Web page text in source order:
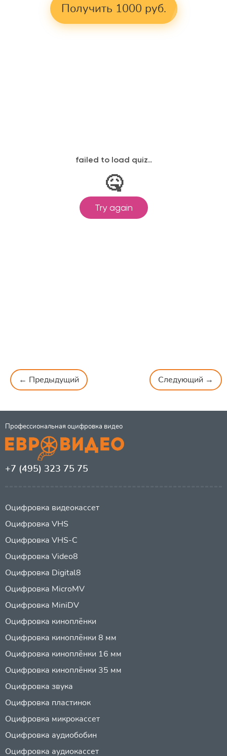
Получить 1000 руб.
← Предыдущий Следующий →
Профессиональная оцифровка видео
+7 (495) 323 75 75
Оцифровка видеокассет
Оцифровка VHS
Оцифровка VHS-C
Оцифровка Video8
Оцифровка Digital8
Оцифровка MicroMV
Оцифровка MiniDV
Оцифровка киноплёнки
Оцифровка киноплёнки 8 мм
Оцифровка киноплёнки 16 мм
Оцифровка киноплёнки 35 мм
Оцифровка звука
Оцифровка пластинок
Оцифровка микрокассет
Оцифровка аудиобобин
Оцифровка аудиокассет